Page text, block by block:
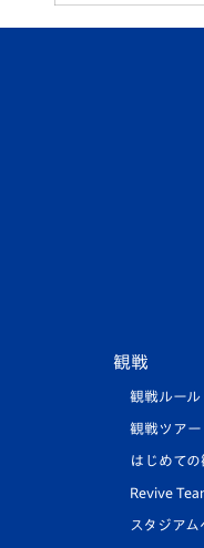
観戦
観戦ルール
観戦ツアー
はじめて
Revive
スタジア